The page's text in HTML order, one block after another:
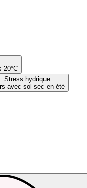
20°C
Stress hydrique
avec sol sec en été